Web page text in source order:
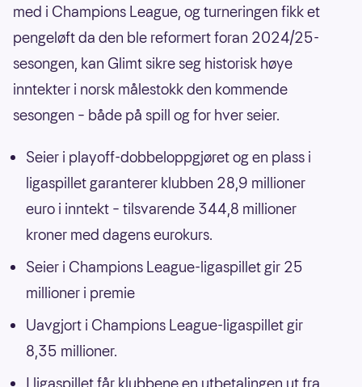
med i Champions League, og turneringen fikk et
pengeløft da den ble reformert foran 2024/25-
sesongen, kan Glimt sikre seg historisk høye
inntekter i norsk målestokk den kommende
sesongen – både på spill og for hver seier.
Seier i playoff-dobbeloppgjøret og en plass i
ligaspillet garanterer klubben 28,9 millioner
euro i inntekt – tilsvarende 344,8 millioner
kroner med dagens eurokurs.
Seier i Champions League-ligaspillet gir 25
millioner i premie
Uavgjort i Champions League-ligaspillet gir
8,35 millioner.